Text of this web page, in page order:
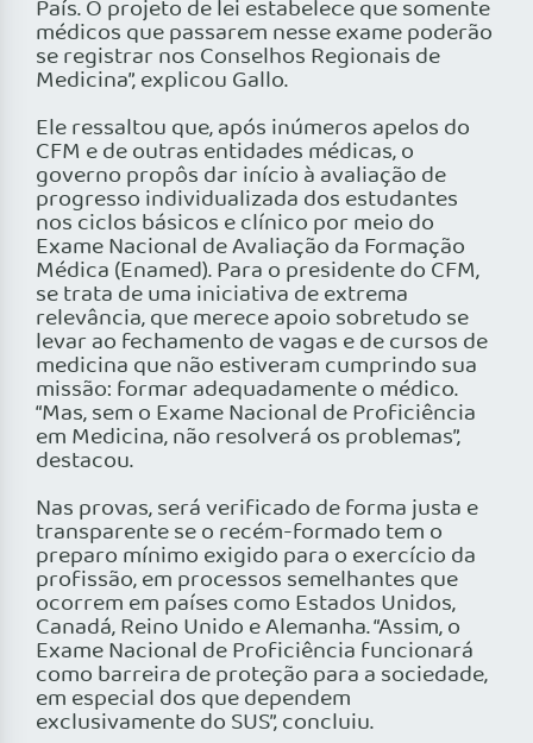
País. O projeto de lei estabelece que somente
médicos que passarem nesse exame poderão
se registrar nos Conselhos Regionais de
Medicina”, explicou Gallo.
Ele ressaltou que, após inúmeros apelos do
CFM e de outras entidades médicas, o
governo propôs dar início à avaliação de
progresso individualizada dos estudantes
nos ciclos básicos e clínico por meio do
Exame Nacional de Avaliação da Formação
Médica (Enamed). Para o presidente do CFM,
se trata de uma iniciativa de extrema
relevância, que merece apoio sobretudo se
levar ao fechamento de vagas e de cursos de
medicina que não estiveram cumprindo sua
missão: formar adequadamente o médico.
“Mas, sem o Exame Nacional de Proficiência
em Medicina, não resolverá os problemas”,
destacou.
Nas provas, será verificado de forma justa e
transparente se o recém-formado tem o
preparo mínimo exigido para o exercício da
profissão, em processos semelhantes que
ocorrem em países como Estados Unidos,
Canadá, Reino Unido e Alemanha. “Assim, o
Exame Nacional de Proficiência funcionará
como barreira de proteção para a sociedade,
em especial dos que dependem
exclusivamente do SUS”, concluiu.